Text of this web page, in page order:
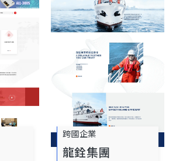
跨國企業
龍銓集團